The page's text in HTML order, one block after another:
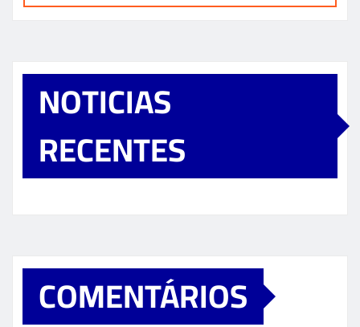
NOTICIAS
RECENTES
COMENTÁRIOS